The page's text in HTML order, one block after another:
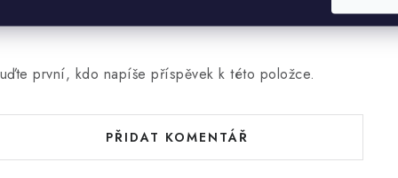
první, kdo napíše příspěvek k této položce.
PŘIDAT KOMENTÁŘ